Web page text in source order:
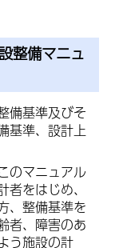
整備マニュ
備基準及びそ
基準、設計上
のマニュアル
をはじめ、
、整備基準を
者、障害のあ
う施設の計